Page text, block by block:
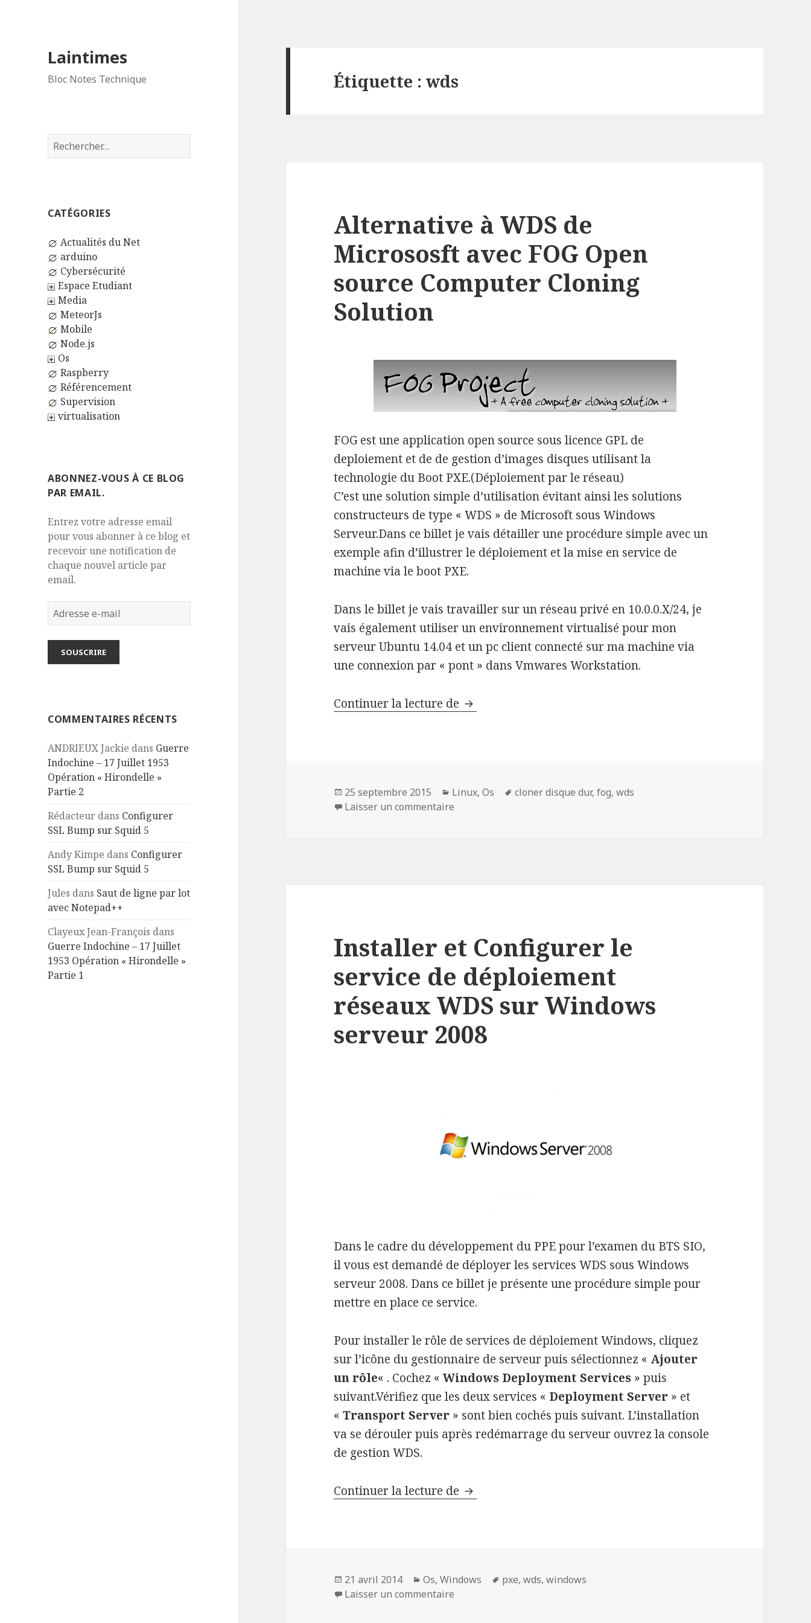
Laintimes
Bloc Notes Technique
Rechercher :
CATÉGORIES
Actualités du Net
arduino
Cybersécurité
Espace Etudiant
Media
MeteorJs
Mobile
Node.js
Os
Raspberry
Référencement
Supervision
virtualisation
ABONNEZ-VOUS À CE BLOG
PAR EMAIL.
Entrez votre adresse email
pour vous abonner à ce blog et
recevoir une notification de
chaque nouvel article par
email.
Adresse
e-
mail
SOUSCRIRE
COMMENTAIRES RÉCENTS
ANDRIEUX Jackie dans Guerre
Indochine – 17 Juillet 1953
Opération « Hirondelle »
Partie 2
Rédacteur dans Configurer
SSL Bump sur Squid 5
Andy Kimpe dans Configurer
SSL Bump sur Squid 5
Jules dans Saut de ligne par lot
avec Notepad++
Clayeux Jean-François dans
Guerre Indochine – 17 Juillet
1953 Opération « Hirondelle »
Partie 1
Étiquette :wds
Alternative à WDS de
Micrososft avec FOG Open
source Computer Cloning
Solution
FOG est une application open source sous licence GPL de
deploiement et de de gestion d’images disques utilisant la
technologie du Boot PXE.(Déploiement par le réseau)
C’est une solution simple d’utilisation évitant ainsi les solutions
constructeurs de type « WDS » de Microsoft sous Windows
Serveur.Dans ce billet je vais détailler une procédure simple avec un
exemple afin d’illustrer le déploiement et la mise en service de
machine via le boot PXE.
Dans le billet je vais travailler sur un réseau privé en 10.0.0.X/24, je
vais également utiliser un environnement virtualisé pour mon
serveur Ubuntu 14.04 et un pc client connecté sur ma machine via
une connexion par « pont » dans Vmwares Workstation.
Continuer la lecture de Alternative à WDS de Micrososft avec FOG Open source
Publié
le
25 septembre 2015 Catégories
Linux,Os
Mots-
cloner disque dur,fog,wds
Laisser un commentaire
Installer et Configurer le
service de déploiement
réseaux WDS sur Windows
serveur 2008
Dans le cadre du développement du PPE pour l’examen du BTS SIO,
il vous est demandé de déployer les services WDS sous Windows
serveur 2008. Dans ce billet je présente une procédure simple pour
mettre en place ce service.
Pour installer le rôle de services de déploiement Windows, cliquez
sur l’icône du gestionnaire de serveur puis sélectionnez « Ajouter
un rôle« . Cochez «Windows Deployment Services » puis
suivant.Vérifiez que les deux services « Deployment Server » et
«Transport Server » sont bien cochés puis suivant. L’installation
va se dérouler puis après redémarrage du serveur ouvrez la console
de gestion WDS.
Continuer la lecture de Installer et Configurer le service de déploiement réseaux
Publié
le
21 avril 2014 Catégories
Os,Windows
Mots-
pxe,wds,windows
Laisser un commentaire